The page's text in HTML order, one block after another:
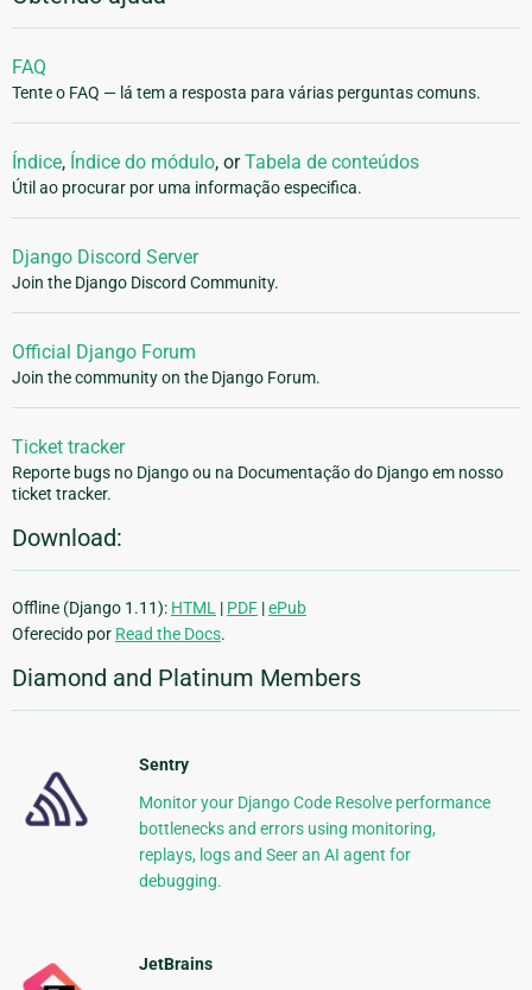
FAQ
Tente o FAQ — lá tem a resposta para várias perguntas comuns.
Índice, Índice do módulo, orTabela de conteúdos
Útil ao procurar por uma informação especifica.
Django Discord Server
Join the Django Discord Community.
Official Django Forum
Join the community on the Django Forum.
Ticket tracker
Reporte bugs no Django ou na Documentação do Django em nosso
ticket tracker.
Download:
Offline (Django 1.11): HTML | PDF |ePub
Oferecido por Read the Docs.
Diamond and Platinum Members
Sentry
Monitor your Django Code Resolve performance
bottlenecks and errors using monitoring,
replays, logs and Seer an AI agent for
debugging.
JetBrains